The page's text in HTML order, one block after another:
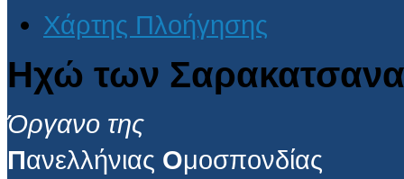
Χάρτης Πλοήγησης
Ηχώ των
Όργανο της
Πανελλήνιας Ομοσπονδίας